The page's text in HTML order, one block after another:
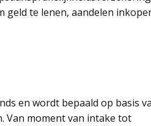
geld te lenen, aandelen
en wordt bepaald op basis
Van moment van intake tot